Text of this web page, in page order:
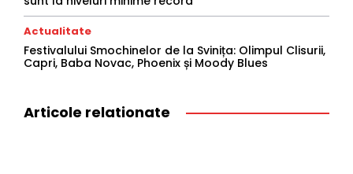
Actualitate
Festivalului Smochinelor de la Svinița: Olimpul Clisurii,
Capri, Baba Novac, Phoenix și Moody Blues
Articole relationate